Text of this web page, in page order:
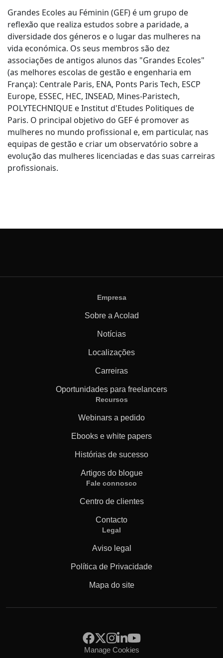
Grandes Ecoles au Féminin (GEF) é um grupo de
reflexão que realiza estudos sobre a paridade, a
diversidade dos géneros e o lugar das mulheres na
vida económica. Os seus membros são dez
associações de antigos alunos das "Grandes Ecoles"
(as melhores escolas de gestão e engenharia em
França): Centrale Paris, ENA, Ponts Paris Tech, ESCP
Europe, ESSEC, HEC, INSEAD, Mines-Paristech,
POLYTECHNIQUE e Institut d'Etudes Politiques de
Paris. O principal objetivo do GEF é promover as
mulheres no mundo profissional e, em particular, nas
equipas de gestão e criar um observatório sobre a
evolução das mulheres licenciadas e das suas carreiras
profissionais.
Empresa
Sobre a Acolad
Notícias
Localizações
Carreiras
Oportunidades para freelancers
Recursos
Webinars a pedido
Ebooks e white papers
Histórias de sucesso
Artigos do blogue
Fale connosco
Centro de clientes
Contacto
Legal
Aviso legal
Política de Privacidade
Mapa do site
Manage Cookies